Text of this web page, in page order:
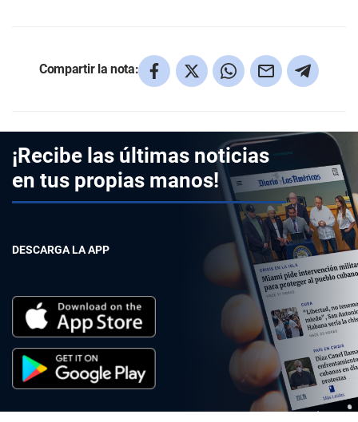
Compartir la nota:
¡Recibe las últimas noticias
en tus propias manos!
DESCARGA LA APP